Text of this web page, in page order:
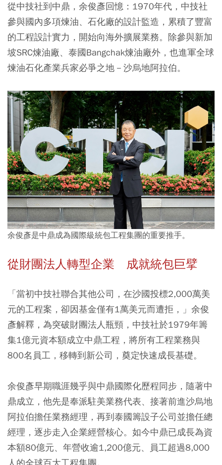
從中技社到中鼎，余俊彥回憶：1970年代，中技社
參與國內多項煉油、石化廠的設計監造，累積了豐富
的工程設計實力，開始向海外擴展業務。除參與新加
坡SRC煉油廠、泰國Bangchak煉油廠外，也進軍全球
煉油石化產業兵家必爭之地－沙烏地阿拉伯。
余俊彥是中鼎成為國際級統包工程集團的重要推手。
從財團法人轉型企業 成就統包巨擘
「當初中技社聯合其他公司，在沙國投標2,000萬美
元的工程案，卻因基金僅有1萬美元而遭拒，」余俊
彥解釋，為突破財團法人瓶頸，中技社於1979年籌
集1億元資本額成立中鼎工程，將所有工程業務與
800名員工，移轉到新公司，奠定快速成長基礎。
余俊彥早期職涯幾乎與中鼎國際化歷程同步，隨著中
鼎成立，他先是奉派駐美業務代表、接著前進沙烏地
阿拉伯擔任業務經理，再到泰國籌設子公司並擔任總
經理，逐步走入企業經營核心。如今中鼎已成長為資
本額80億元、年營收逾1,200億元、員工超過8,000
人的全球百大工程集團。